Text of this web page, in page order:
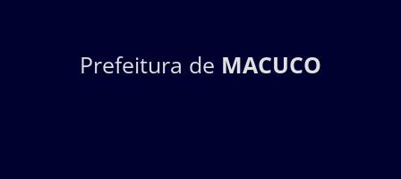
Prefeitura de MACUCO